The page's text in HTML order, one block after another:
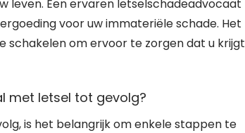
leven. Een ervaren letselschadeadvocaat
voor uw immateriële schade. Het
schakelen om ervoor te zorgen dat u krijgt
met letsel tot gevolg?
is het belangrijk om enkele stappen te